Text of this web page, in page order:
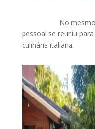
No mesmo dia,
pessoal se reuniu
culinária italiana.